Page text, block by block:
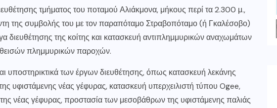
τμήματος του ποταμού Αλιάκμονα, μήκους περί τα 2.300 μ.,
της συμβολής του με τον παραπόταμο Στραβοπόταμο (ή Γκαλέσοβο)
διευθέτησης της κοίτης και κατασκευή αντιπλημμυρικών αναχωμάτων
πλημμυρικών παροχών.
υποστηρικτικά των έργων διευθέτησης, όπως κατασκευή λεκάνης
υφιστάμενης νέας γέφυρας, κατασκευή υπερχειλιστή τύπου Ogee,
νέας γέφυρας, προστασία των μεσοβάθρων της υφιστάμενης παλιάς